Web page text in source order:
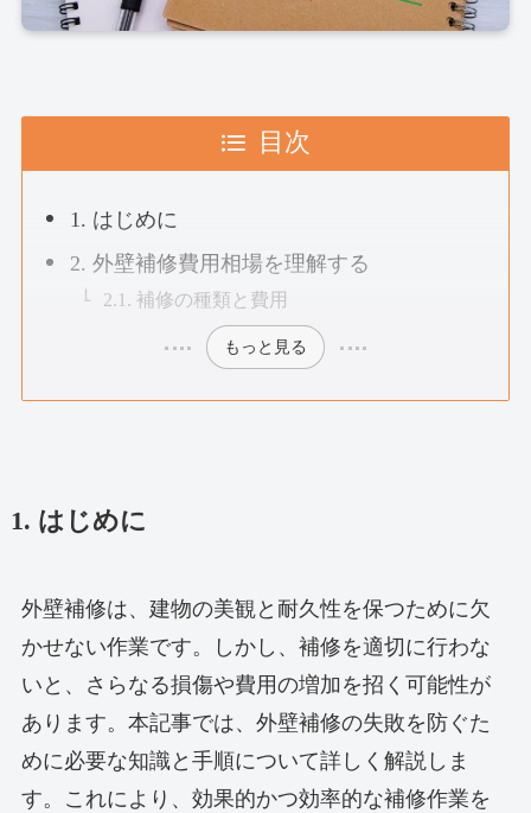
目次
1. はじめに
2. 外壁補修費用相場を理解する
2.1. 補修の種類と費用
もっと見る
1. はじめに
外壁補修は、建物の美観と耐久性を保つために欠
かせない作業です。しかし、補修を適切に行わな
いと、さらなる損傷や費用の増加を招く可能性が
あります。本記事では、外壁補修の失敗を防ぐた
めに必要な知識と手順について詳しく解説しま
す。これにより、効果的かつ効率的な補修作業を